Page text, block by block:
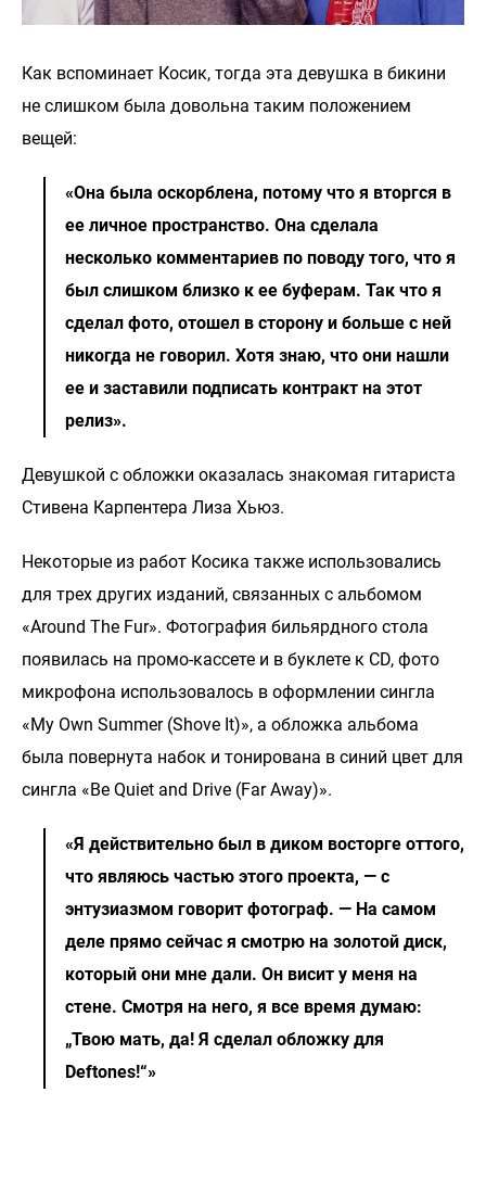
Как вспоминает Косик, тогда эта девушка в бикини
не слишком была довольна таким положением
вещей:
«Она была оскорблена, потому что я вторгся в
ее личное пространство. Она сделала
несколько комментариев по поводу того, что я
был слишком близко к ее буферам. Так что я
сделал фото, отошел в сторону и больше с ней
никогда не говорил. Хотя знаю, что они нашли
ее и заставили подписать контракт на этот
релиз».
Девушкой с обложки оказалась знакомая гитариста
Стивена Карпентера Лиза Хьюз.
Некоторые из работ Косика также использовались
для трех других изданий, связанных с альбомом
«Around The Fur». Фотография бильярдного стола
появилась на промо-кассете и в буклете к CD, фото
микрофона использовалось в оформлении сингла
«My Own Summer (Shove It)», а обложка альбома
была повернута набок и тонирована в синий цвет для
сингла «Be Quiet and Drive (Far Away)».
«Я действительно был в диком восторге оттого,
что являюсь частью этого проекта, — с
энтузиазмом говорит фотограф. — На самом
деле прямо сейчас я смотрю на золотой диск,
который они мне дали. Он висит у меня на
стене. Смотря на него, я все время думаю:
„Твою мать, да! Я сделал обложку для
Deftones!“»